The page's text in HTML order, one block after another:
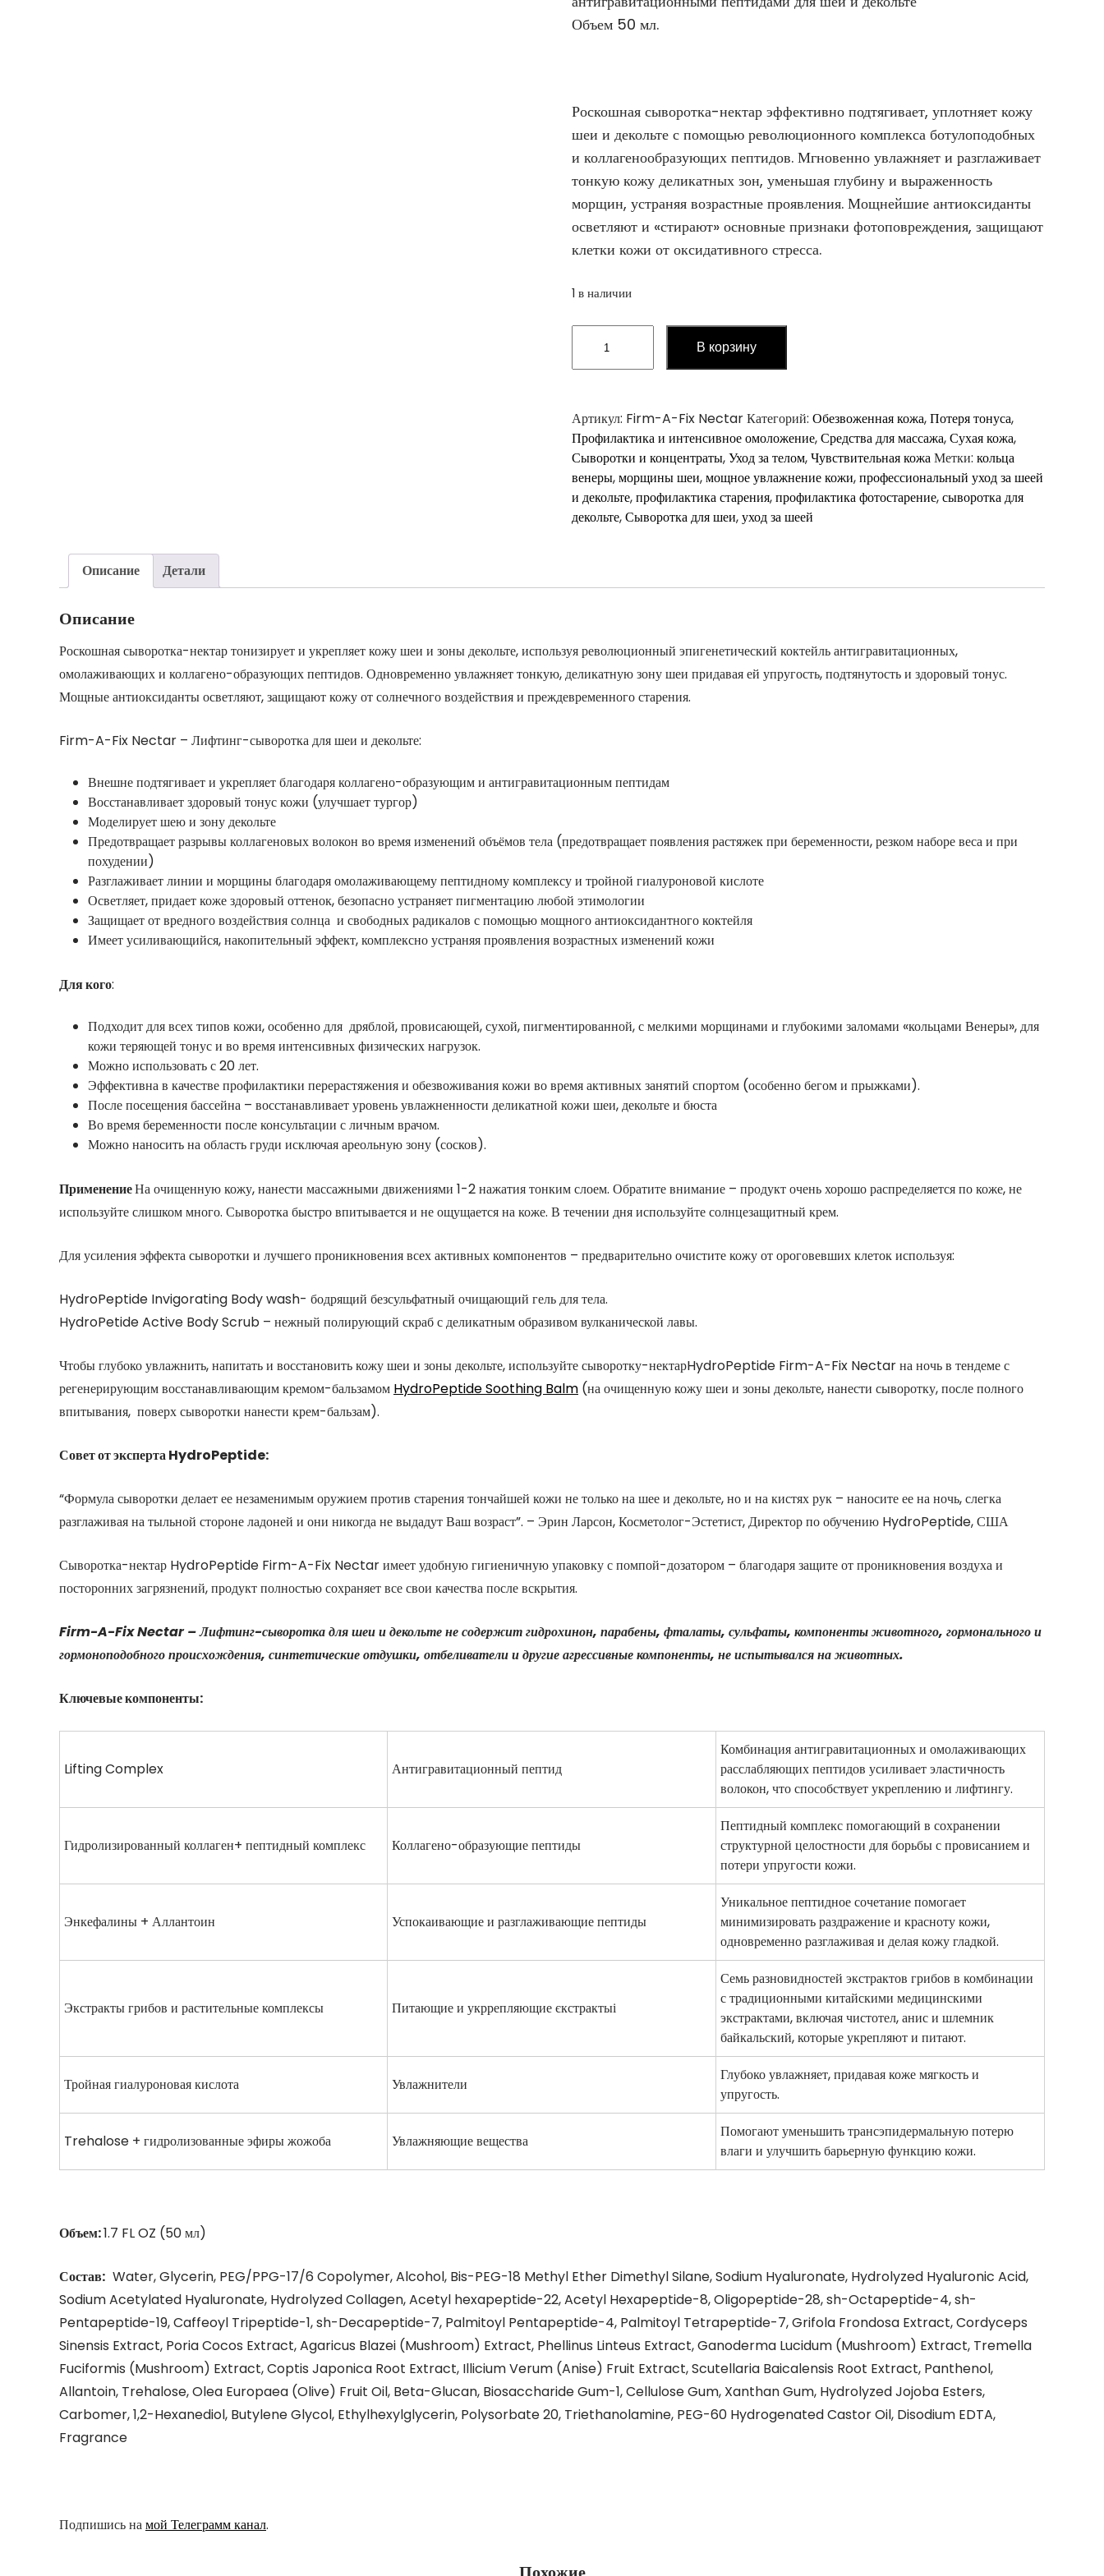
Объем 50 мл.
Роскошная сыворотка-нектар эффективно подтягивает, уплотняет кожу
шеи и декольте с помощью революционного комплекса ботулоподобных
и коллагенообразующих пептидов. Мгновенно увлажняет и разглаживает
тонкую кожу деликатных зон, уменьшая глубину и выраженность
морщин, устраняя возрастные проявления. Мощнейшие антиоксиданты
осветляют и «стирают» основные признаки фотоповреждения, защищают
клетки кожи от оксидативного стресса.
1 в наличии
товара
Firm-
Fix
Nectar
–
Лифтинг-
сыворотка
для
В корзину
Артикул: Firm-A-Fix NectarКатегорий: Обезвоженная кожа,Потеря тонуса,
Профилактика и интенсивное омоложение,Средства для массажа,Сухая кожа,
Сыворотки и концентраты,Уход за телом,Чувствительная кожаМетки: кольца
венеры,морщины шеи,мощное увлажнение кожи,профессиональный уход за шеей
и декольте,профилактика старения,профилактика фотостарение,сыворотка для
декольте,Сыворотка для шеи,уход за шеей
Описание Детали
Описание
Роскошная сыворотка-нектар тонизирует и укрепляет кожу шеи и зоны декольте, используя революционный эпигенетический коктейль антигравитационных,
омолаживающих и коллагено-образующих пептидов. Одновременно увлажняет тонкую, деликатную зону шеи придавая ей упругость, подтянутость и здоровый тонус.
Мощные антиоксиданты осветляют, защищают кожу от солнечного воздействия и преждевременного старения.
Firm-A-Fix Nectar – Лифтинг-сыворотка для шеи и декольте:
Внешне подтягивает и укрепляет благодаря коллагено-образующим и антигравитационным пептидам
Восстанавливает здоровый тонус кожи (улучшает тургор)
Моделирует шею и зону декольте
Предотвращает разрывы коллагеновых волокон во время изменений объёмов тела (предотвращает появления растяжек при беременности, резком наборе веса и при
похудении)
Разглаживает линии и морщины благодаря омолаживающему пептидному комплексу и тройной гиалуроновой кислоте
Осветляет, придает коже здоровый оттенок, безопасно устраняет пигментацию любой этимологии
Защищает от вредного воздействия солнца и свободных радикалов с помощью мощного антиоксидантного коктейля
Имеет усиливающийся, накопительный эффект, комплексно устраняя проявления возрастных изменений кожи
Для кого:
Подходит для всех типов кожи, особенно для дряблой, провисающей, сухой, пигментированной, с мелкими морщинами и глубокими заломами «кольцами Венеры», для
кожи теряющей тонус и во время интенсивных физических нагрузок.
Можно использовать с 20 лет.
Эффективна в качестве профилактики перерастяжения и обезвоживания кожи во время активных занятий спортом (особенно бегом и прыжками).
После посещения бассейна – восстанавливает уровень увлажненности деликатной кожи шеи, декольте и бюста
Во время беременности после консультации с личным врачом.
Можно наносить на область груди исключая ареольную зону (сосков).
ПрименениеНа очищенную кожу, нанести массажными движениями 1-2 нажатия тонким слоем. Обратите внимание – продукт очень хорошо распределяется по коже, не
используйте слишком много. Сыворотка быстро впитывается и не ощущается на коже. В течении дня используйте солнцезащитный крем.
Для усиления эффекта сыворотки и лучшего проникновения всех активных компонентов – предварительно очистите кожу от ороговевших клеток используя:
HydroPeptide Invigorating Body wash- бодрящий безсульфатный очищающий гель для тела.
HydroPetide Active Body Scrub – нежный полирующий скраб с деликатным образивом вулканической лавы.
Чтобы глубоко увлажнить, напитать и восстановить кожу шеи и зоны декольте, используйте сыворотку-нектарHydroPeptide Firm-A-Fix Nectar на ночь в тендеме с
регенерирующим восстанавливающим кремом-бальзамом HydroPeptide Soothing Balm (на очищенную кожу шеи и зоны декольте, нанести сыворотку, после полного
впитывания, поверх сыворотки нанести крем-бальзам).
Совет от эксперта HydroPeptide:
“Формула сыворотки делает ее незаменимым оружием против старения тончайшей кожи не только на шее и декольте, но и на кистях рук – наносите ее на ночь, слегка
разглаживая на тыльной стороне ладоней и они никогда не выдадут Ваш возраст”. – Эрин Ларсон, Косметолог-Эстетист, Директор по обучению HydroPeptide, США
Сыворотка-нектар HydroPeptide Firm-A-Fix Nectar имеет удобную гигиеничную упаковку с помпой-дозатором – благодаря защите от проникновения воздуха и
посторонних загрязнений, продукт полностью сохраняет все свои качества после вскрытия.
Firm-A-Fix Nectar – Лифтинг-сыворотка для шеи и декольте не содержит гидрохинон, парабены, фталаты, сульфаты, компоненты животного, гормонального и
гормоноподобного происхождения, синтетические отдушки, отбеливатели и другие агрессивные компоненты, не испытывался на животных.
Ключевые компоненты:
Lifting Complex Антигравитационный пептид
Комбинация антигравитационных и омолаживающих
расслабляющих пептидов усиливает эластичность
волокон, что способствует укреплению и лифтингу.
Гидролизированный коллаген+ пептидный комплекс Коллагено-образующие пептиды
Пептидный комплекс помогающий в сохранении
структурной целостности для борьбы с провисанием и
потери упругости кожи.
Энкефалины + Аллантоин Успокаивающие и разглаживающие пептиды
Уникальное пептидное сочетание помогает
минимизировать раздражение и красноту кожи,
одновременно разглаживая и делая кожу гладкой.
Экстракты грибов и растительные комплексы Питающие и укррепляющие єкстрактыі
Семь разновидностей экстрактов грибов в комбинации
с традиционными китайскими медицинскими
экстрактами, включая чистотел, анис и шлемник
байкальский, которые укрепляют и питают.
Тройная гиалуроновая кислота Увлажнители
Глубоко увлажняет, придавая коже мягкость и
упругость.
Trehalose + гидролизованные эфиры жожоба Увлажняющие вещества
Помогают уменьшить трансэпидермальную потерю
влаги и улучшить барьерную функцию кожи.
Объем:1.7 FL OZ (50 мл)
Состав: Water, Glycerin, PEG/PPG-17/6 Copolymer, Alcohol, Bis-PEG-18 Methyl Ether Dimethyl Silane, Sodium Hyaluronate, Hydrolyzed Hyaluronic Acid,
Sodium Acetylated Hyaluronate, Hydrolyzed Collagen, Acetyl hexapeptide-22, Acetyl Hexapeptide-8, Oligopeptide-28, sh-Octapeptide-4, sh-
Pentapeptide-19, Caffeoyl Tripeptide-1, sh-Decapeptide-7, Palmitoyl Pentapeptide-4, Palmitoyl Tetrapeptide-7, Grifola Frondosa Extract, Cordyceps
Sinensis Extract, Poria Cocos Extract, Agaricus Blazei (Mushroom) Extract, Phellinus Linteus Extract, Ganoderma Lucidum (Mushroom) Extract, Tremella
Fuciformis (Mushroom) Extract, Coptis Japonica Root Extract, Illicium Verum (Anise) Fruit Extract, Scutellaria Baicalensis Root Extract, Panthenol,
Allantoin, Trehalose, Olea Europaea (Olive) Fruit Oil, Beta-Glucan, Biosaccharide Gum-1, Cellulose Gum, Xanthan Gum, Hydrolyzed Jojoba Esters,
Carbomer, 1,2-Hexanediol, Butylene Glycol, Ethylhexylglycerin, Polysorbate 20, Triethanolamine, PEG-60 Hydrogenated Castor Oil, Disodium EDTA,
Fragrance
Подпишись намой Телеграмм канал.